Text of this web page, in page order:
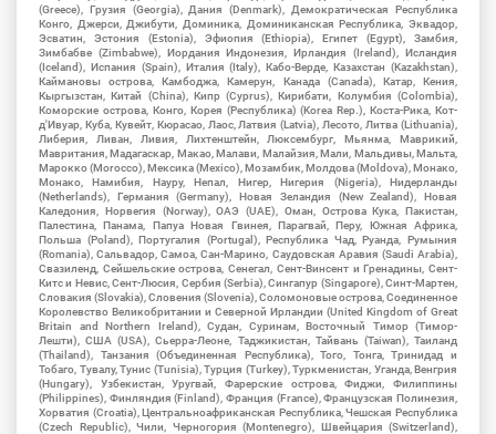
(Greece), Грузия (Georgia), Дания (Denmark), Демократическая Республика
Конго, Джерси, Джибути, Доминика, Доминиканская Республика, Эквадор,
Эсватин, Эстония (Estonia), Эфиопия (Ethiopia), Египет (Egypt), Замбия,
Зимбабве (Zimbabwe), Иордания Индонезия, Ирландия (Ireland), Исландия
(Iceland), Испания (Spain), Италия (Italy), Кабо-Верде, Казахстан (Kazakhstan),
Каймановы острова, Камбоджа, Камерун, Канада (Canada), Катар, Кения,
Кыргызстан, Китай (China), Кипр (Cyprus), Кирибати, Колумбия (Colombia),
Коморские острова, Конго, Корея (Республика) (Korea Rep.), Коста-Рика, Кот-
д'Ивуар, Куба, Кувейт, Кюрасао, Лаос, Латвия (Latvia), Лесото, Литва (Lithuania),
Либерия, Ливан, Ливия, Лихтенштейн, Люксембург, Мьянма, Маврикий,
Мавритания, Мадагаскар, Макао, Малави, Малайзия, Мали, Мальдивы, Мальта,
Марокко (Morocco), Мексика (Mexico), Мозамбик, Молдова (Moldova), Монако,
Монако, Намибия, Науру, Непал, Нигер, Нигерия (Nigeria), Нидерланды
(Netherlands), Германия (Germany), Новая Зеландия (New Zealand), Новая
Каледония, Норвегия (Norway), ОАЭ (UAE), Оман, Острова Кука, Пакистан,
Палестина, Панама, Папуа Новая Гвинея, Парагвай, Перу, Южная Африка,
Польша (Poland), Португалия (Portugal), Республика Чад, Руанда, Румыния
(Romania), Сальвадор, Самоа, Сан-Марино, Саудовская Аравия (Saudi Arabia),
Свазиленд, Сейшельские острова, Сенегал, Сент-Винсент и Гренадины, Сент-
Китс и Невис, Сент-Люсия, Сербия (Serbia), Сингапур (Singapore), Синт-Мартен,
Словакия (Slovakia), Словения (Slovenia), Соломоновые острова, Соединенное
Королевство Великобритании и Северной Ирландии (United Kingdom of Great
Britain and Northern Ireland), Судан, Суринам, Восточный Тимор (Тимор-
Лешти), США (USA), Сьерра-Леоне, Таджикистан, Тайвань (Taiwan), Таиланд
(Thailand), Танзания (Объединенная Республика), Того, Тонга, Тринидад и
Тобаго, Тувалу, Тунис (Tunisia), Турция (Turkey), Туркменистан, Уганда, Венгрия
(Hungary), Узбекистан, Уругвай, Фарерские острова, Фиджи, Филиппины
(Philippines), Финляндия (Finland), Франция (France), Французская Полинезия,
Хорватия (Croatia), Центральноафриканская Республика, Чешская Республика
(Czech Republic), Чили, Черногория (Montenegro), Швейцария (Switzerland),